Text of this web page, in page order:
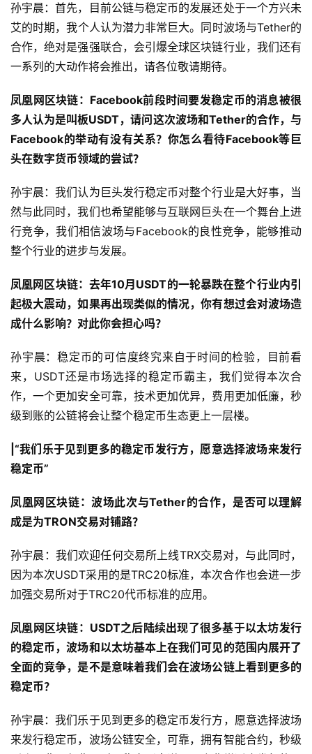
孙宇晨：首先，目前公链与稳定币的发展还处于一个方兴未
艾的时期，我个人认为潜力非常巨大。同时波场与Tether的
合作，绝对是强强联合，会引爆全球区块链行业，我们还有
一系列的大动作将会推出，请各位敬请期待。
凤凰网区块链：Facebook前段时间要发稳定币的消息被很
多人认为是叫板USDT，请问这次波场和Tether的合作，与
Facebook的举动有没有关系？你怎么看待Facebook等巨
头在数字货币领域的尝试？
孙宇晨：我们认为巨头发行稳定币对整个行业是大好事，当
然与此同时，我们也希望能够与互联网巨头在一个舞台上进
行竞争，我们相信波场与Facebook的良性竞争，能够推动
整个行业的进步与发展。
凤凰网区块链：去年10月USDT的一轮暴跌在整个行业内引
起极大震动，如果再出现类似的情况，你有想过会对波场造
成什么影响？对此你会担心吗？
孙宇晨：稳定币的可信度终究来自于时间的检验，目前看
来，USDT还是市场选择的稳定币霸主，我们觉得本次合
作，一个更加安全可靠，技术更加优异，费用更加低廉，秒
级到账的公链将会让整个稳定币生态更上一层楼。
|“我们乐于见到更多的稳定币发行方，愿意选择波场来发行
稳定币”
凤凰网区块链：波场此次与Tether的合作，是否可以理解
成是为TRON交易对铺路？
孙宇晨：我们欢迎任何交易所上线TRX交易对，与此同时，
因为本次USDT采用的是TRC20标准，本次合作也会进一步
加强交易所对于TRC20代币标准的应用。
凤凰网区块链：USDT之后陆续出现了很多基于以太坊发行
的稳定币，波场和以太坊基本上在我们可见的范围内展开了
全面的竞争，是不是意味着我们会在波场公链上看到更多的
稳定币？
孙宇晨：我们乐于见到更多的稳定币发行方，愿意选择波场
来发行稳定币，波场公链安全，可靠，拥有智能合约，秒级